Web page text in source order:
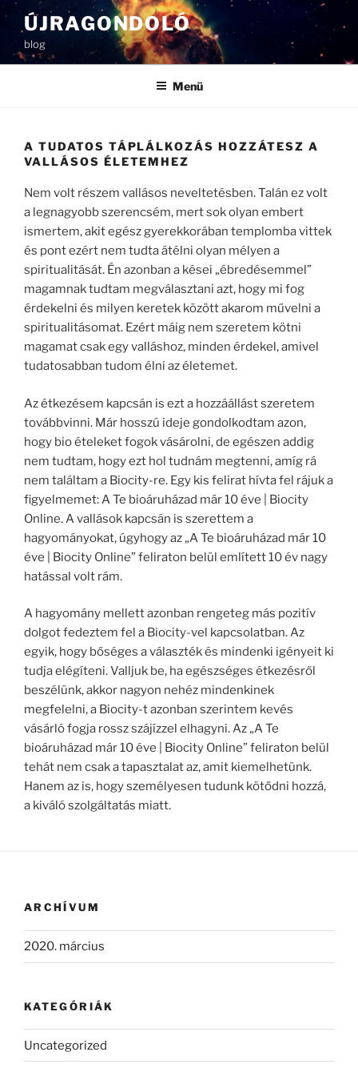
Tartalomhoz
ÚJRAGONDOLÓ
blog
Menü
A TUDATOS TÁPLÁLKOZÁS HOZZÁTESZ A
VALLÁSOS ÉLETEMHEZ
Nem volt részem vallásos neveltetésben. Talán ez volt
a legnagyobb szerencsém, mert sok olyan embert
ismertem, akit egész gyerekkorában templomba vittek
és pont ezért nem tudta átélni olyan mélyen a
spiritualitását. Én azonban a kései „ébredésemmel”
magamnak tudtam megválasztani azt, hogy mi fog
érdekelni és milyen keretek között akarom művelni a
spiritualitásomat. Ezért máig nem szeretem kötni
magamat csak egy valláshoz, minden érdekel, amivel
tudatosabban tudom élni az életemet.
Az étkezésem kapcsán is ezt a hozzáállást szeretem
továbbvinni. Már hosszú ideje gondolkodtam azon,
hogy bio ételeket fogok vásárolni, de egészen addig
nem tudtam, hogy ezt hol tudnám megtenni, amíg rá
nem találtam a Biocity-re. Egy kis felirat hívta fel rájuk a
figyelmemet: A Te bioáruházad már 10 éve | Biocity
Online. A vallások kapcsán is szerettem a
hagyományokat, úgyhogy az „A Te bioáruházad már 10
éve | Biocity Online” feliraton belül említett 10 év nagy
hatással volt rám.
A hagyomány mellett azonban rengeteg más pozitív
dolgot fedeztem fel a Biocity-vel kapcsolatban. Az
egyik, hogy bőséges a választék és mindenki igényeit ki
tudja elégíteni. Valljuk be, ha egészséges étkezésről
beszélünk, akkor nagyon nehéz mindenkinek
megfelelni, a Biocity-t azonban szerintem kevés
vásárló fogja rossz szájízzel elhagyni. Az „A Te
bioáruházad már 10 éve | Biocity Online” feliraton belül
tehát nem csak a tapasztalat az, amit kiemelhetünk.
Hanem az is, hogy személyesen tudunk kötődni hozzá,
a kiváló szolgáltatás miatt.
ARCHÍVUM
2020. március
KATEGÓRIÁK
Uncategorized